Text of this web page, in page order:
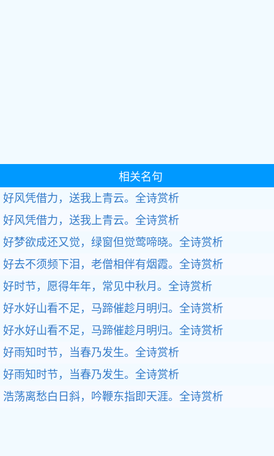
相关名句
好风凭借力，送我上青云。全诗赏析
好风凭借力，送我上青云。全诗赏析
好梦欲成还又觉，绿窗但觉莺啼晓。全诗赏析
好去不须频下泪，老僧相伴有烟霞。全诗赏析
好时节，愿得年年，常见中秋月。全诗赏析
好水好山看不足，马蹄催趁月明归。全诗赏析
好水好山看不足，马蹄催趁月明归。全诗赏析
好雨知时节，当春乃发生。全诗赏析
好雨知时节，当春乃发生。全诗赏析
浩荡离愁白日斜，吟鞭东指即天涯。全诗赏析